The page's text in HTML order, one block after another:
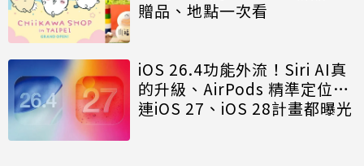
贈品、地點一次看
iOS 26.4功能外流！Siri AI真
的升級、AirPods 精準定位…
連iOS 27、iOS 28計畫都曝光